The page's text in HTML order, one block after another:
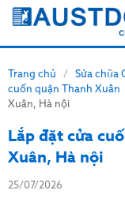
Trang chủ / Sửa chữa
cuốn quận Thanh Xuân
Xuân, Hà nội
Lắp đặt cửa
Xuân, Hà nội
25/07/2026